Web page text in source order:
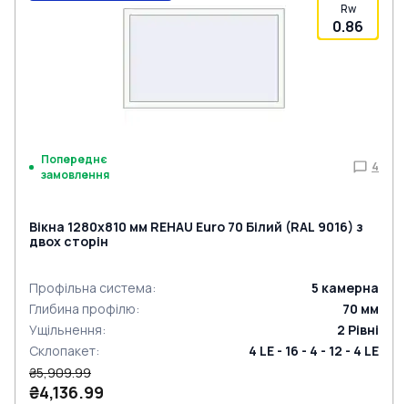
Rw
0.86
Попереднє
замовлення
4
Вікна 1280x810 мм REHAU Euro 70 Білий (RAL 9016) з
двох сторін
Профільна система: 5 камерна
Глибина профілю: 70 мм
Ущільнення: 2 Рівні
Склопакет:
4 LE - 16 - 4 - 12 - 4 LE
₴5,909.99
₴4,136.99